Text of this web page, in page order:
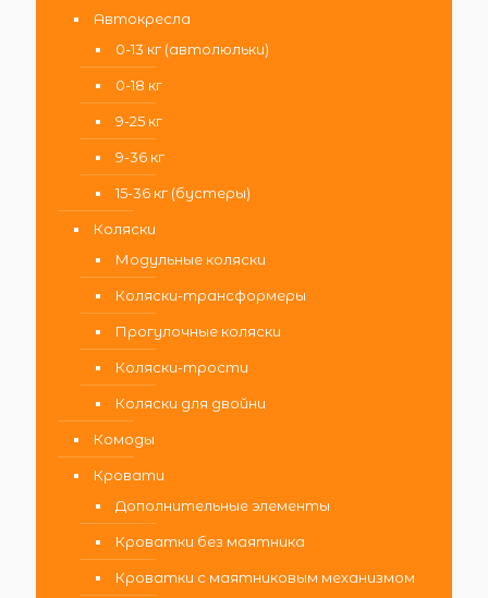
Автокресла
0-13 кг (автолюльки)
0-18 кг
9-25 кг
9-36 кг
15-36 кг (бустеры)
Коляски
Модульные коляски
Коляски-трансформеры
Прогулочные коляски
Коляски-трости
Коляски для двойни
Комоды
Кровати
Дополнительные элементы
Кроватки без маятника
Кроватки с маятниковым механизмом